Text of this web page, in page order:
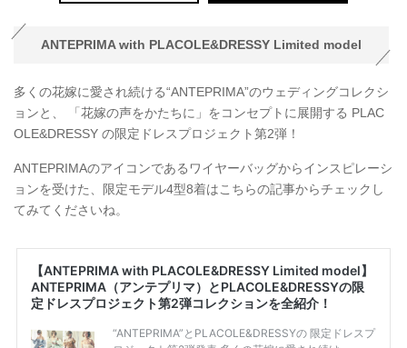
ANTEPRIMA with PLACOLE&DRESSY Limited model
多くの花嫁に愛され続ける“ANTEPRIMA”のウェディングコレクシ
ョンと、 「花嫁の声をかたちに」をコンセプトに展開する PLAC
OLE&DRESSY の限定ドレスプロジェクト第2弾！
ANTEPRIMAのアイコンであるワイヤーバッグからインスピレーシ
ョンを受けた、限定モデル4型8着はこちらの記事からチェックし
てみてくださいね。